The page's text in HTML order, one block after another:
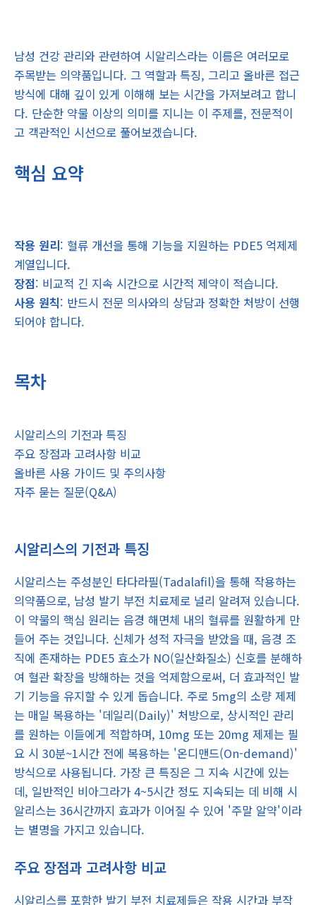
남성 건강 관리와 관련하여 시알리스라는 이름은 여러모로
주목받는 의약품입니다. 그 역할과 특징, 그리고 올바른 접근
방식에 대해 깊이 있게 이해해 보는 시간을 가져보려고 합니
다. 단순한 약물 이상의 의미를 지니는 이 주제를, 전문적이
고 객관적인 시선으로 풀어보겠습니다.
핵심 요약
작용 원리: 혈류 개선을 통해 기능을 지원하는 PDE5 억제제
계열입니다.
장점: 비교적 긴 지속 시간으로 시간적 제약이 적습니다.
사용 원칙: 반드시 전문 의사와의 상담과 정확한 처방이 선행
되어야 합니다.
목차
시알리스의 기전과 특징
주요 장점과 고려사항 비교
올바른 사용 가이드 및 주의사항
자주 묻는 질문(Q&A)
시알리스의 기전과 특징
시알리스는 주성분인 타다라필(Tadalafil)을 통해 작용하는
의약품으로, 남성 발기 부전 치료제로 널리 알려져 있습니다.
이 약물의 핵심 원리는 음경 해면체 내의 혈류를 원활하게 만
들어 주는 것입니다. 신체가 성적 자극을 받았을 때, 음경 조
직에 존재하는 PDE5 효소가 NO(일산화질소) 신호를 분해하
여 혈관 확장을 방해하는 것을 억제함으로써, 더 효과적인 발
기 기능을 유지할 수 있게 돕습니다. 주로 5mg의 소량 제제
는 매일 복용하는 '데일리(Daily)' 처방으로, 상시적인 관리
를 원하는 이들에게 적합하며, 10mg 또는 20mg 제제는 필
요 시 30분~1시간 전에 복용하는 '온디맨드(On-demand)'
방식으로 사용됩니다. 가장 큰 특징은 그 지속 시간에 있는
데, 일반적인 비아그라가 4~5시간 정도 지속되는 데 비해 시
알리스는 36시간까지 효과가 이어질 수 있어 '주말 알약'이라
는 별명을 가지고 있습니다.
주요 장점과 고려사항 비교
시알리스를 포함한 발기 부전 치료제들은 작용 시간과 부작